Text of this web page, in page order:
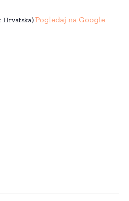
Hrvatska)Pogledaj na Google